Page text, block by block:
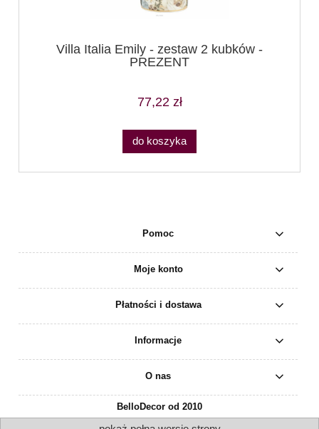
Villa Italia Emily - zestaw 2 kubków -
PREZENT
77,22 zł
do koszyka
Pomoc
Moje konto
Płatności i dostawa
Informacje
O nas
BelloDecor od 2010